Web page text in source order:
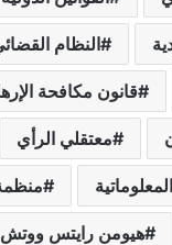
النظام
قانون مكافحة
معتقلي الرأي
هيومن رايتس ووتش